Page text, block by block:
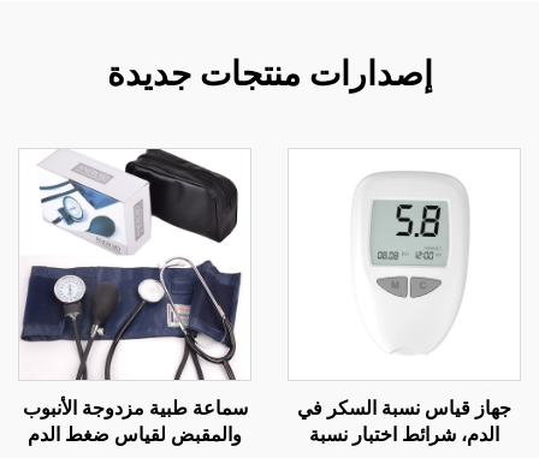
إصدارات منتجات جديدة
جهاز قياس نسبة السكر في
الدم، شرائط اختبار نسبة
سماعة طبية مزدوجة الأنبوب
والمقبض لقياس ضغط الدم